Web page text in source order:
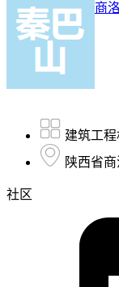
商
建筑工
陕西省
社区